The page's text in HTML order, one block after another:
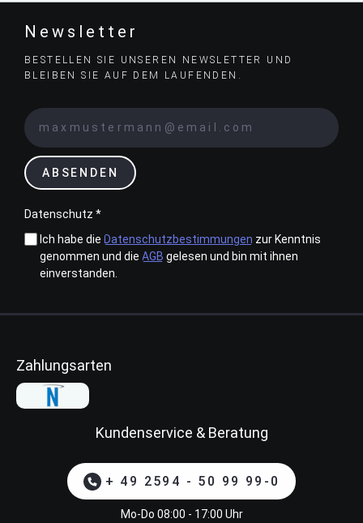
Newsletter
BESTELLEN SIE UNSEREN NEWSLETTER UND
BLEIBEN SIE AUF DEM LAUFENDEN.
ABSENDEN
Datenschutz *
Ich habe die Datenschutzbestimmungen zur Kenntnis
genommen und die AGB gelesen und bin mit ihnen
einverstanden.
Zahlungsarten
Kundenservice & Beratung
+ 49 2594 - 50 99 99-0
Mo-Do 08:00 - 17:00 Uhr